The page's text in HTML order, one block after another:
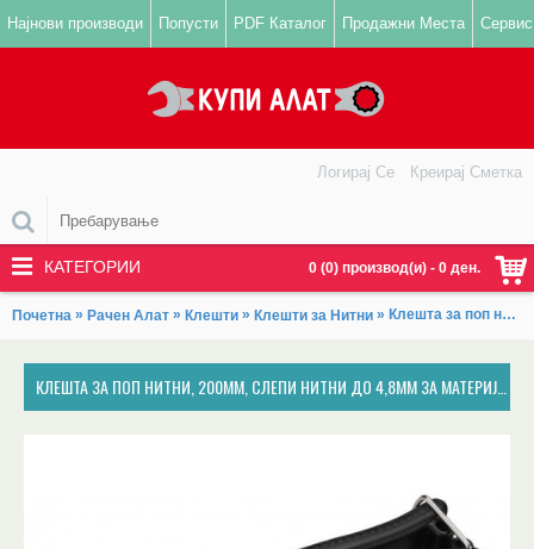
Најнови производи Попусти PDF Каталог Продажни Места Сервис
0 (0) производ(и) - 0 ден.
Логирај Се Креирај Сметка
КАТЕГОРИИ
Почетна » Рачен Алат » Клешти » Клешти за Нитни » Клешта за поп нитни, 200mm, слепи нитни до 4,8mm за материјал: алуминиум, бакар, челик, нерѓосувачки челик, FORTUM